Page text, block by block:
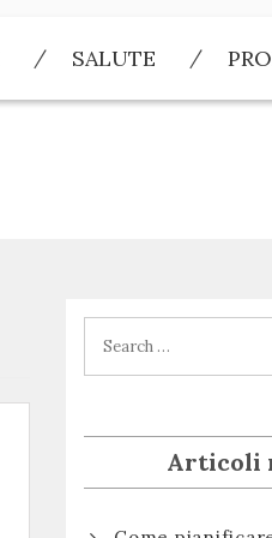
SALUTE
Articoli